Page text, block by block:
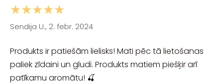
★★★★★
Sendija U., 2. febr. 2024
Produkts ir patiešām lielisks! Mati pēc tā lietošanas
paliek zīdaini un gludi. Produkts matiem piešķir arī
patīkamu aromātu! 🍒